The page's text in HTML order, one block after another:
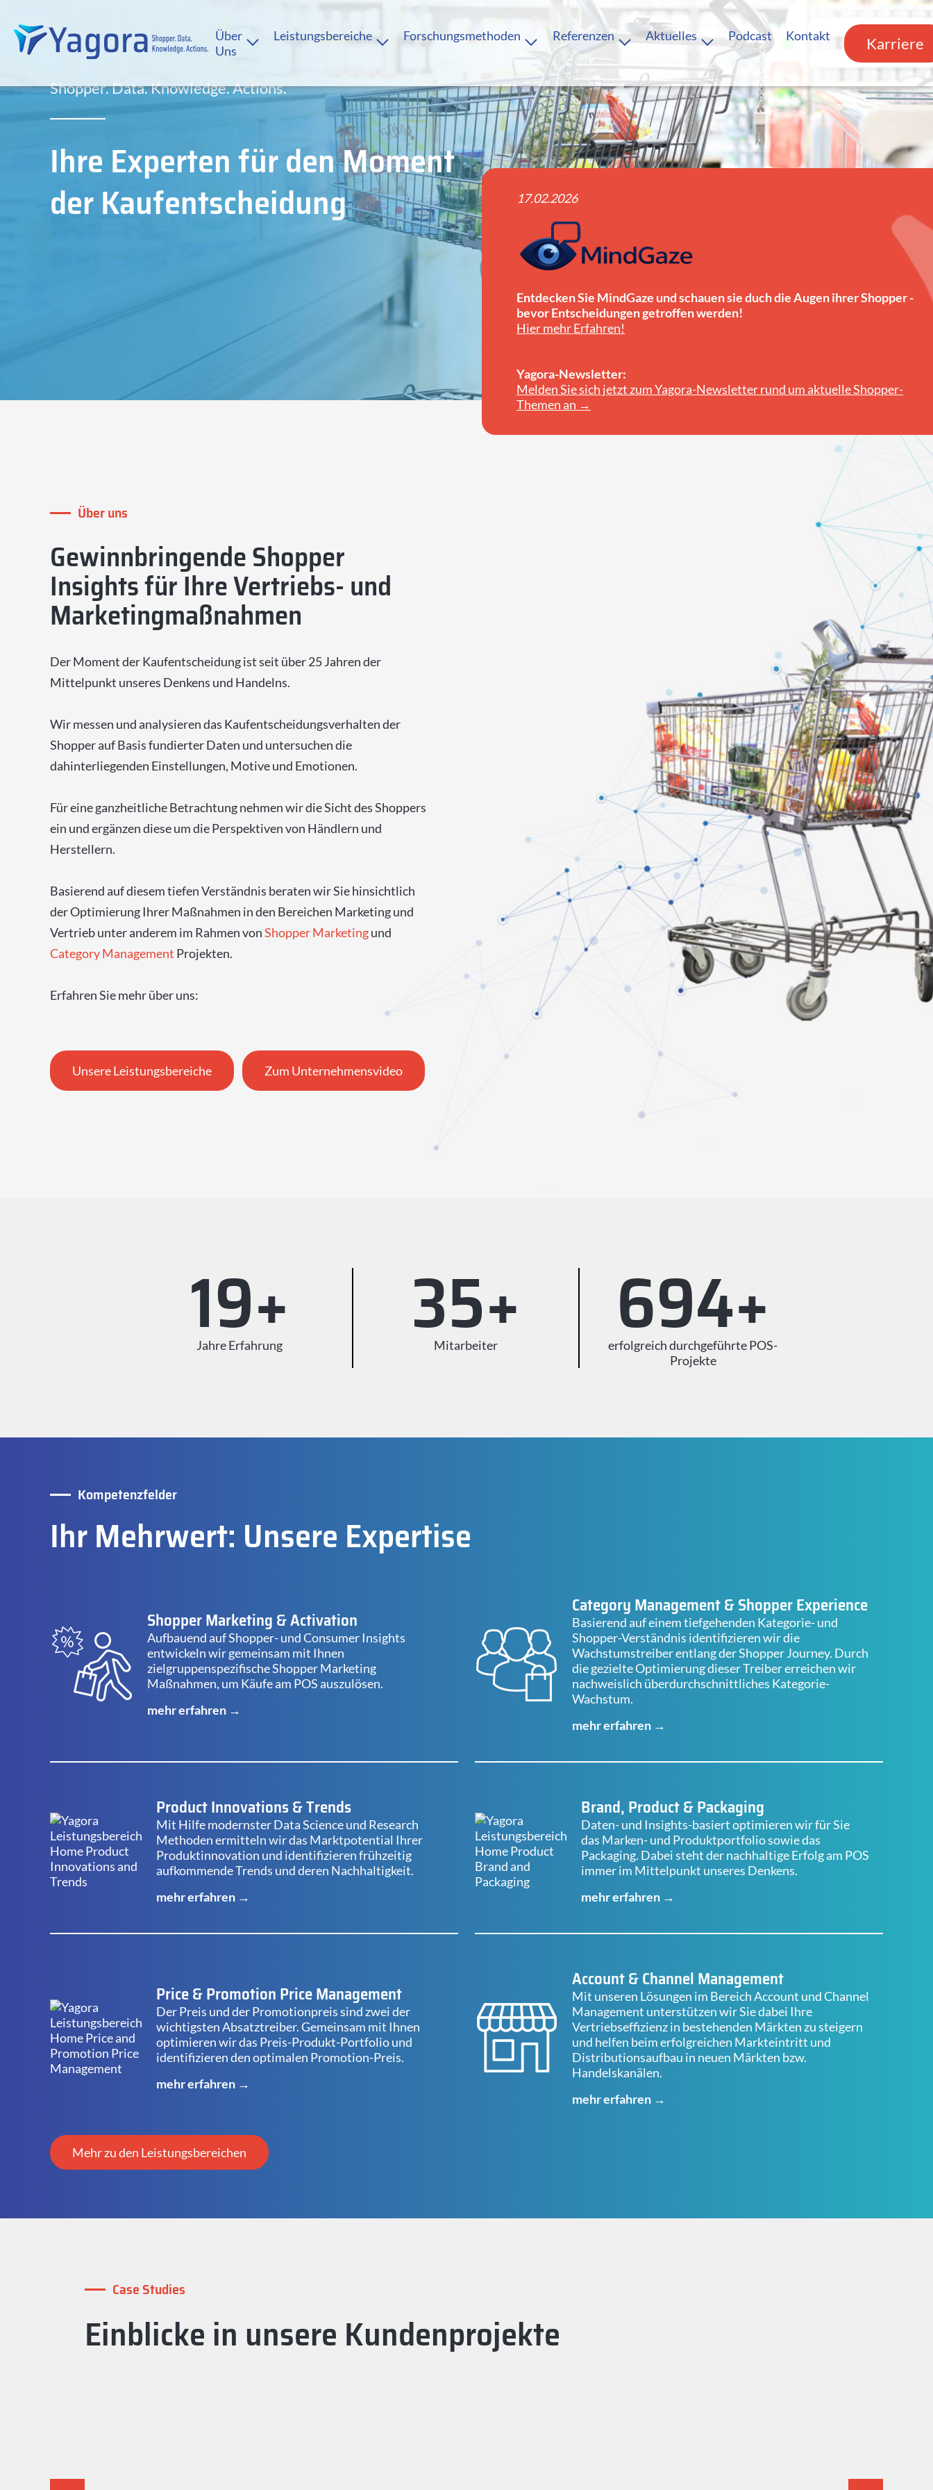
Über
Uns
Leistungsbereiche Forschungsmethoden Referenzen Aktuelles Podcast Kontakt Karriere
Shopper. Data. Knowledge. Actions.
Ihre Experten für den Moment
der Kaufentscheidung
17.02.2026
Entdecken Sie MindGaze und schauen sie duch die Augen ihrer Shopper -
bevor Entscheidungen getroffen werden!
Hier mehr Erfahren!
Yagora-Newsletter:
Melden Sie sich jetzt zum Yagora-Newsletter rund um aktuelle Shopper-
Themen an →
Über uns
Gewinnbringende Shopper
Insights für Ihre Vertriebs- und
Marketingmaßnahmen
Der Moment der Kaufentscheidung ist seit über 25 Jahren der
Mittelpunkt unseres Denkens und Handelns.
Wir messen und analysieren das Kaufentscheidungsverhalten der
Shopper auf Basis fundierter Daten und untersuchen die
dahinterliegenden Einstellungen, Motive und Emotionen.
Für eine ganzheitliche Betrachtung nehmen wir die Sicht des Shoppers
ein und ergänzen diese um die Perspektiven von Händlern und
Herstellern.
Basierend auf diesem tiefen Verständnis beraten wir Sie hinsichtlich
der Optimierung Ihrer Maßnahmen in den Bereichen Marketing und
Vertrieb unter anderem im Rahmen vonShopper Marketingund
Category Management Projekten.
Erfahren Sie mehr über uns:
Unsere Leistungsbereiche Zum Unternehmensvideo
27+
Jahre Erfahrung 48+
Mitarbeiter 900+
erfolgreich durchgeführte POS-
Projekte
Kompetenzfelder
Ihr Mehrwert: Unsere Expertise
Shopper Marketing & Activation
Aufbauend auf Shopper- und Consumer Insights
entwickeln wir gemeinsam mit Ihnen
zielgruppenspezifische Shopper Marketing
Maßnahmen, um Käufe am POS auszulösen.
mehr erfahren →
Category Management & Shopper Experience
Basierend auf einem tiefgehenden Kategorie- und
Shopper-Verständnis identifizieren wir die
Wachstumstreiber entlang der Shopper Journey. Durch
die gezielte Optimierung dieser Treiber erreichen wir
nachweislich überdurchschnittliches Kategorie-
Wachstum.
mehr erfahren →
Product Innovations & Trends
Mit Hilfe modernster Data Science und Research
Methoden ermitteln wir das Marktpotential Ihrer
Produktinnovation und identifizieren frühzeitig
aufkommende Trends und deren Nachhaltigkeit.
mehr erfahren →
Brand, Product & Packaging
Daten- und Insights-basiert optimieren wir für Sie
das Marken- und Produktportfolio sowie das
Packaging. Dabei steht der nachhaltige Erfolg am POS
immer im Mittelpunkt unseres Denkens.
mehr erfahren →
Price & Promotion Price Management
Der Preis und der Promotionpreis sind zwei der
wichtigsten Absatztreiber. Gemeinsam mit Ihnen
optimieren wir das Preis-Produkt-Portfolio und
identifizieren den optimalen Promotion-Preis.
mehr erfahren →
Account & Channel Management
Mit unseren Lösungen im Bereich Account und Channel
Management unterstützen wir Sie dabei Ihre
Vertriebseffizienz in bestehenden Märkten zu steigern
und helfen beim erfolgreichen Markteintritt und
Distributionsaufbau in neuen Märkten bzw.
Handelskanälen.
mehr erfahren →
Mehr zu den Leistungsbereichen
Case Studies
Einblicke in unsere Kundenprojekte